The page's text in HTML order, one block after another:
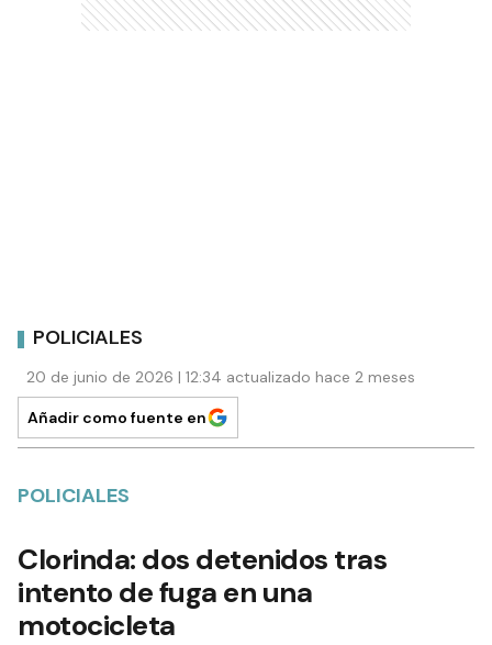
POLICIALES
20 de junio de 2026 | 12:34 actualizado hace 2 meses
Añadir como fuente en
POLICIALES
Clorinda: dos detenidos tras
intento de fuga en una
motocicleta